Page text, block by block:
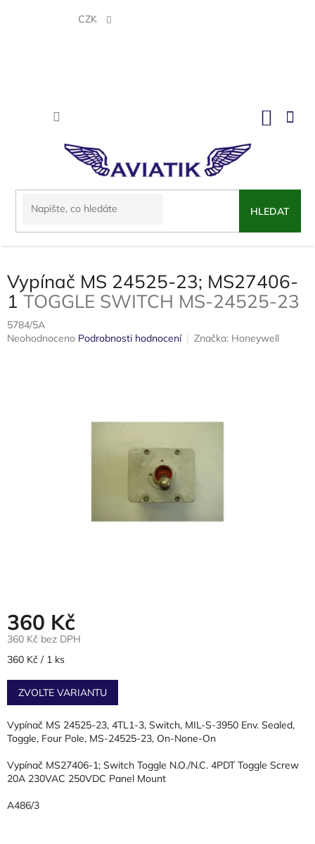
CZK
HLEDAT
Vypínač MS 24525-23; MS27406-
1 TOGGLE SWITCH MS-24525-23
5784/5A
Průměrné
Neohodnoceno Podrobnosti hodnocení Značka: Honeywell
360 Kč
360 Kč bez DPH
Měrná
360 Kč / 1 ks
ZVOLTE VARIANTU
Vypínač MS 24525-23, 4TL1-3, Switch, MIL-S-3950 Env. Sealed,
Toggle, Four Pole, MS-24525-23, On-None-On
Vypínač MS27406-1; Switch Toggle N.O./N.C. 4PDT Toggle Screw
20A 230VAC 250VDC Panel Mount
A486/3